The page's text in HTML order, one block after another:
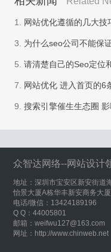
1. 网站优化遵循的几大技
3. 为什么seo公司不能保
5. 请清楚自己的Seo定位
7. 网站优化 进入首页的6
9. 搜索引擎催生生态圈
众智达网络--网站设计
地址：深圳市宝安区新安街道
怡景大厦A栋华丰新安商务大
电话/微信：13424189196
Q Q：44005801
邮箱：weifwu127@163.com
网址：http://www.chinweb.net